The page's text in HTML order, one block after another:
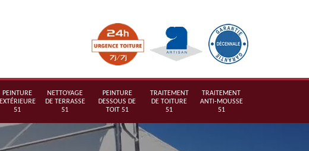
PEINTURE
EXTÉRIEURE
51
NETTOYAGE
DE TERRASSE
51
PEINTURE
DESSOUS DE
TOIT 51
TRAITEMENT
DE TOITURE
51
TRAITEMENT
ANTI-MOUSSE
51